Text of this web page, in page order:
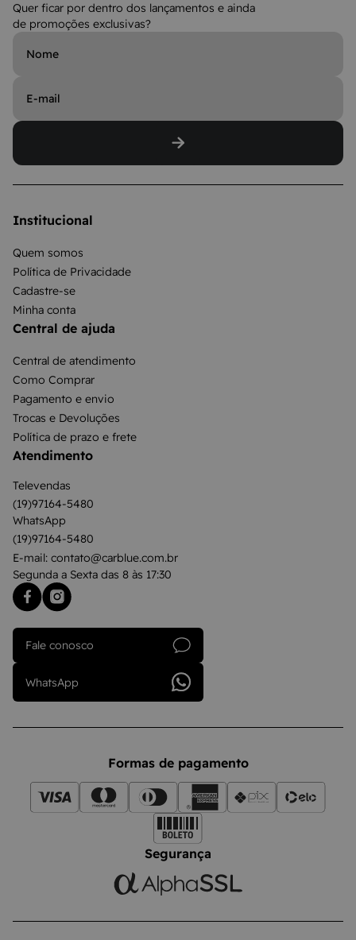
Quer ficar por dentro dos lançamentos e ainda
de promoções exclusivas?
Institucional
Quem somos
Política de Privacidade
Cadastre-se
Minha conta
Central de ajuda
Central de atendimento
Como Comprar
Pagamento e envio
Trocas e Devoluções
Política de prazo e frete
Atendimento
Televendas
(19)97164-5480
WhatsApp
(19)97164-5480
E-mail: contato@carblue.com.br
Segunda a Sexta das 8 às 17:30
Fale conosco
WhatsApp
Formas de pagamento
Segurança